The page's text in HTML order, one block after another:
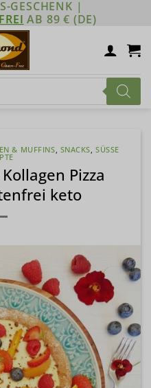
GESCHENK |
AB 89 € (DE)
& MUFFINS, SNACKS,SÜSSE R
Pizza
keto